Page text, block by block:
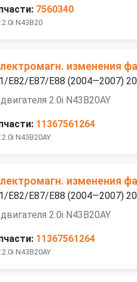
7560340
N43B20
изменения
E82/E87/E88 (2004—2007)
2.0i N43B20AY
11367561264
N43B20AY
изменения
E82/E87/E88 (2004—2007)
2.0i N43B20AY
11367561264
N43B20AY